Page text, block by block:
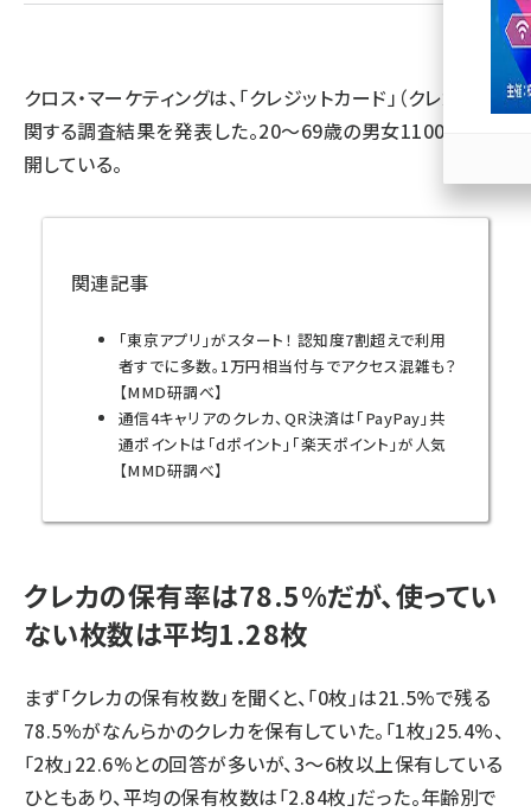
クロス・マーケティングは、「クレジットカード」（クレカ）に
関する調査結果を発表した。20～69歳の男女1100人が公
開している。
関連記事
「東京アプリ」がスタート！ 認知度7割超えで利用
者すでに多数。1万円相当付与でアクセス混雑も？
【MMD研調べ】
通信4キャリアのクレカ、QR決済は「PayPay」共
通ポイントは「dポイント」「楽天ポイント」が人気
【MMD研調べ】
クレカの保有率は78.5%だが、使ってい
ない枚数は平均1.28枚
まず「クレカの保有枚数」を聞くと、「0枚」は21.5%で残る
78.5%がなんらかのクレカを保有していた。「1枚」25.4%、
「2枚」22.6%との回答が多いが、3～6枚以上保有している
ひともあり、平均の保有枚数は「2.84枚」だった。年齢別で